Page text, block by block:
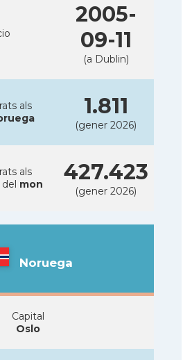
2005-
09-11
(a Dublin)
als
1.811
(gener 2026)
als
mon 427.423
(gener 2026)
Noruega
Capital
Oslo